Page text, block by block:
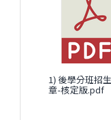
1) 後學分班招
章-核定版.pdf